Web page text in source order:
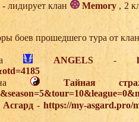
лидирует клан
Memory , 2
боев прошедшего тура от
ANGELS-
Тайная
Асгард - https://my-asgard.pro/